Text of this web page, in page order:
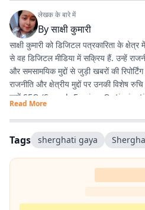
लेखक के बारे में
Byसाक्षी कुमारी
साक्षी कुमारी को डिजिटल पत्रकारिता के
से वह डिजिटल मीडिया में सक्रिय हैं. उन्हें
और समसामयिक मुद्दों से जुड़ी खबरों की
राजनीति और क्षेत्रीय मुद्दों पर उनकी विशेष
उन्हें SEO (Search Engine
पाठकों तक समय पर और प्रभावी ढंग से खबरें
और SEO-अनुकूल समाचार तैयार करना उनकी
Read More
Tags sherghati gaya